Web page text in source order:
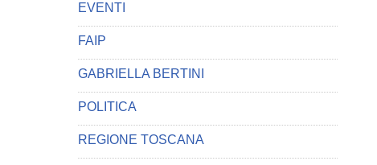
EVENTI
FAIP
GABRIELLA BERTINI
POLITICA
REGIONE TOSCANA